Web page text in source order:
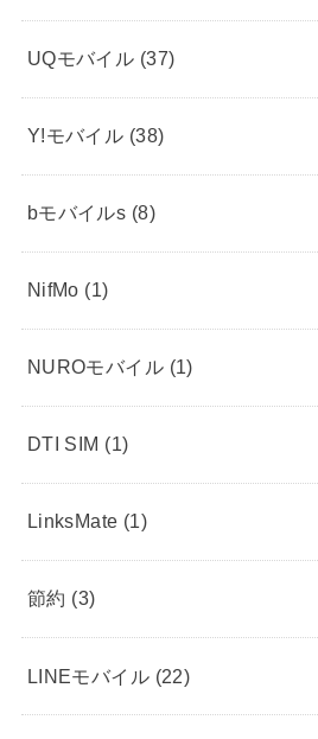
UQモバイル (37)
Y!モバイル (38)
bモバイルs (8)
NifMo (1)
NUROモバイル (1)
DTI SIM (1)
LinksMate (1)
節約 (3)
LINEモバイル (22)